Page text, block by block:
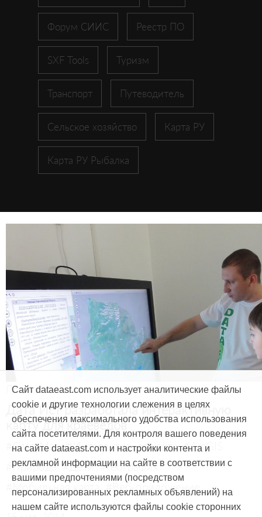
Форум СИИС Реестр ПО
SXF Tools Туризм
Транспорт Путеводитель
Сельское хозяйство Карта РУ
Карта РУ Рыбалка
Продукты и услуги
Дата Ист разработала интерактивную
карту для краеведов
#CarryMap #Интерактивная карта #ArcGIS
#Природа #Дети #География
#Мобильная карта #Веб-приложение
Сайт dataeast.com использует аналитические файлы
cookie и другие технологии слежения в целях
обеспечения максимального удобства использования
сайта посетителями. Для контроля вашего поведения
на сайте dataeast.com и настройки контента и
рекламной информации на сайте в соответствии с
вашими предпочтениями (посредством
персонализированных рекламных объявлений) на
нашем сайте используются файлы cookie сторонних